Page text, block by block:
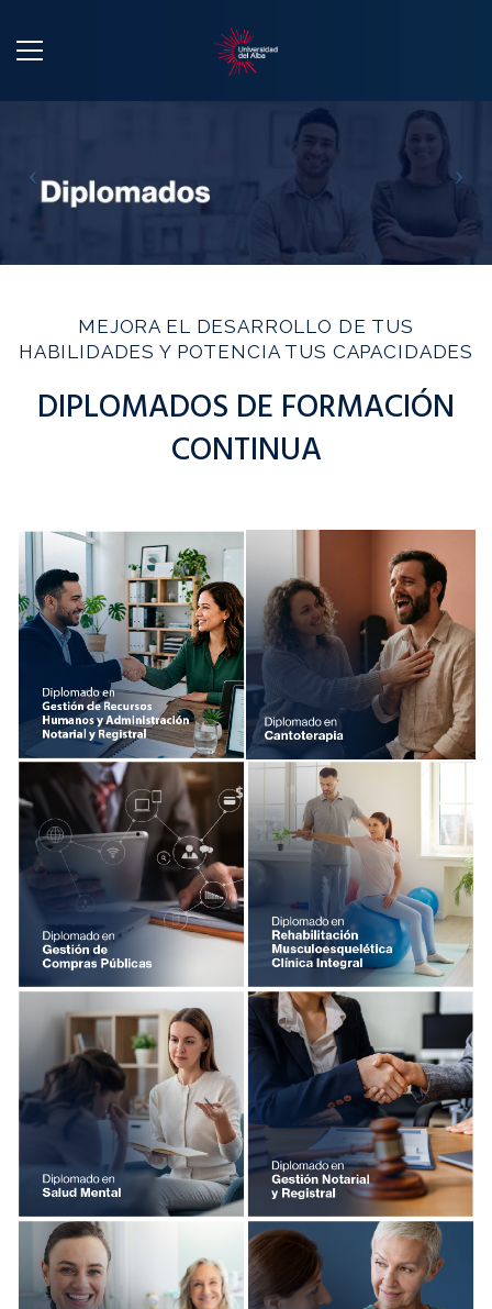
MEJORA EL DESARROLLO DE TUS
HABILIDADES Y POTENCIA TUS CAPACIDADES
DIPLOMADOS DE FORMACIÓN
CONTINUA